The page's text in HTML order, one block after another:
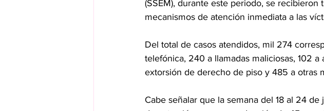
(SSEM), durante este periodo, se
mecanismos de atención inmediata a las
Del total de casos atendidos, mil 274
telefónica, 240 a llamadas maliciosas, 102
extorsión de derecho de piso y 485 a otras
Cabe señalar que la semana del 18 al 24